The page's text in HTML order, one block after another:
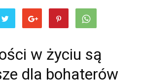
w życiu są
dla bohaterów